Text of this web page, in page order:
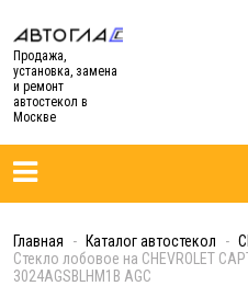
Продажа,
установка, замена
и ремонт
автостекол в
Москве
Главная Каталог автостекол
Стекло лобовое на CHEVROLET
3024AGSBLHM1B AGC